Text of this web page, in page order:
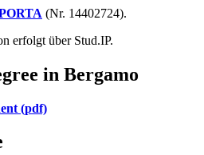
(Nr. 14402724).
erfolgt über Stud.IP.
in Bergamo
(pdf)